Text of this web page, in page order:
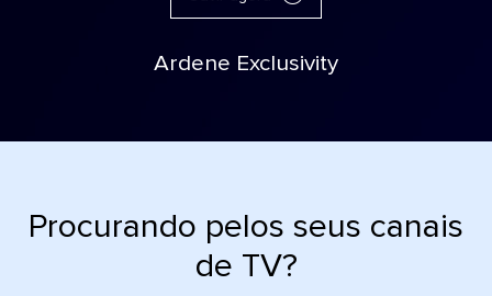
Ardene Exclusivity
Procurando pelos seus canais
de TV?